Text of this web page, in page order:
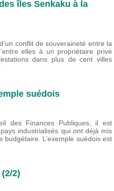
îles Senkaku à la
conflit de souveraineté entre la
elles à un propriétaire privé
dans plus de cent villes
suédois
des Finances Publiques, il est
industrialisés qui ont déjà mis
L’exemple suédois est
2)